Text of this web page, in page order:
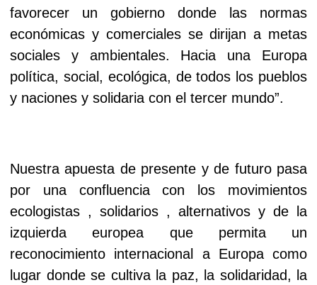
favorecer un gobierno donde las normas
económicas y comerciales se dirijan a metas
sociales y ambientales. Hacia una Europa
política, social, ecológica, de todos los pueblos
y naciones y solidaria con el tercer mundo”.
Nuestra apuesta de presente y de futuro pasa
por una confluencia con los movimientos
ecologistas , solidarios , alternativos y de la
izquierda europea que permita un
reconocimiento internacional a Europa como
lugar donde se cultiva la paz, la solidaridad, la